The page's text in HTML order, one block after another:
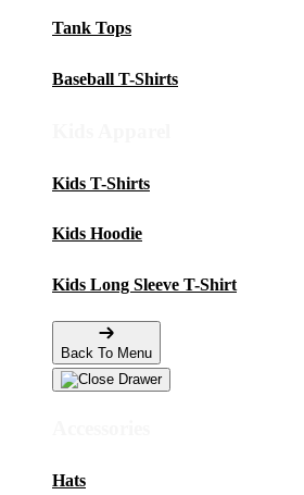
Tank Tops
Baseball T-Shirts
Kids T-Shirts
Kids Hoodie
Kids Long Sleeve T-Shirt
Back To Menu
Hats